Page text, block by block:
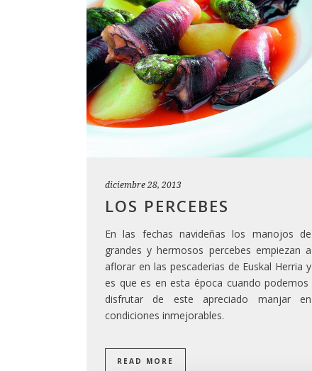
diciembre 28, 2013
LOS PERCEBES
En las fechas navideñas los manojos de
grandes y hermosos percebes empiezan a
aflorar en las pescaderias de Euskal Herria y
es que es en esta época cuando podemos
disfrutar de este apreciado manjar en
condiciones inmejorables.
READ MORE